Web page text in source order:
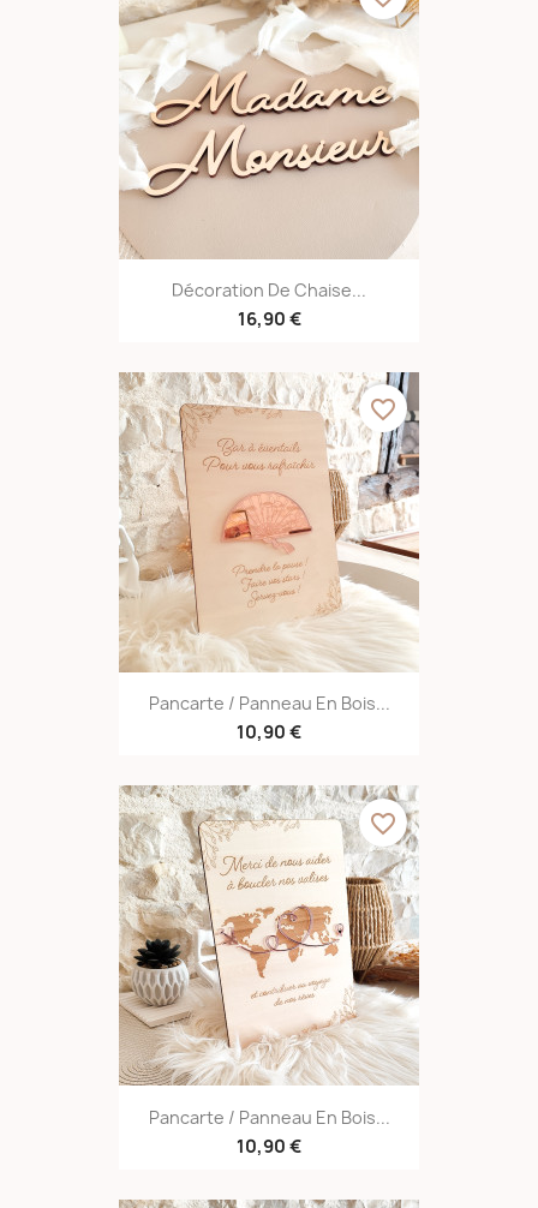
Décoration De Chaise...
16,90 €
Pancarte / Panneau En Bois...
10,90 €
favorite_border
Pancarte / Panneau En Bois...
10,90 €
favorite_border